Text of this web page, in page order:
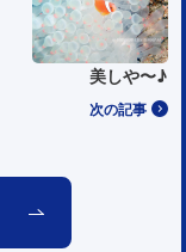
次の記事
美しや〜♪